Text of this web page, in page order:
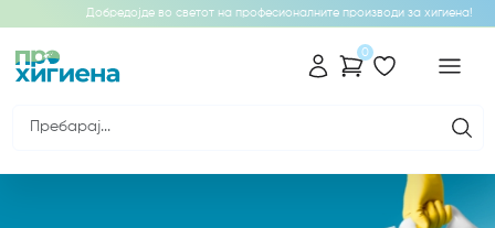
Добредојде во светот на професионалните производи за хигиена!
0